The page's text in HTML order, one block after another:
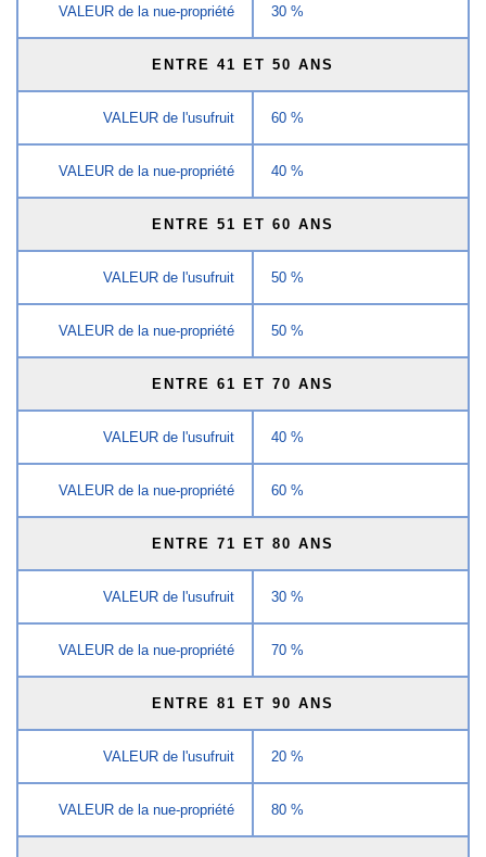
VALEUR de la nue-propriété 30 %
ENTRE 41 ET 50 ANS
VALEUR de l'usufruit 60 %
VALEUR de la nue-propriété 40 %
ENTRE 51 ET 60 ANS
VALEUR de l'usufruit 50 %
VALEUR de la nue-propriété 50 %
ENTRE 61 ET 70 ANS
VALEUR de l'usufruit 40 %
VALEUR de la nue-propriété 60 %
ENTRE 71 ET 80 ANS
VALEUR de l'usufruit 30 %
VALEUR de la nue-propriété 70 %
ENTRE 81 ET 90 ANS
VALEUR de l'usufruit 20 %
VALEUR de la nue-propriété 80 %